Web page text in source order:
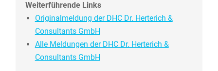
Weiterführende Links
Originalmeldung der DHC Dr. Herterich &
Consultants GmbH
Alle Meldungen der DHC Dr. Herterich &
Consultants GmbH